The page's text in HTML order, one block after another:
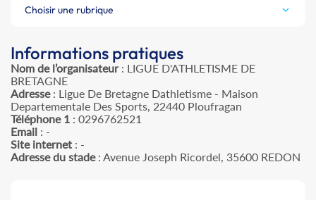
Choisir une rubrique
Informations pratiques
Nom de l’organisateur: LIGUE D'ATHLETISME DE
BRETAGNE
Adresse: Ligue De Bretagne Dathletisme - Maison
Departementale Des Sports, 22440 Ploufragan
Téléphone 1 : 0296762521
Email : -
Site internet : -
Adresse du stade: Avenue Joseph Ricordel, 35600 REDON